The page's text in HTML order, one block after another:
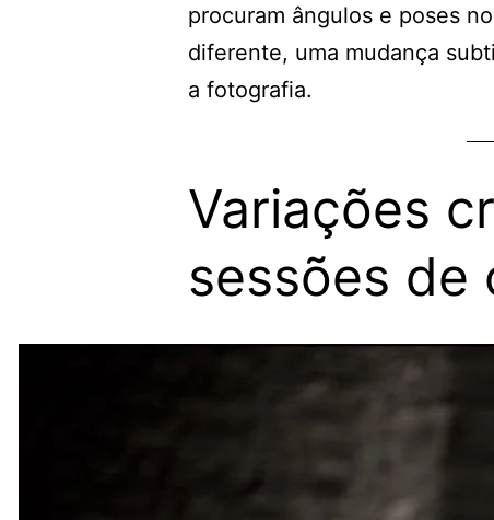
procuram ângulos e poses
diferente, uma mudança
a fotografia.
Variações
sessões de